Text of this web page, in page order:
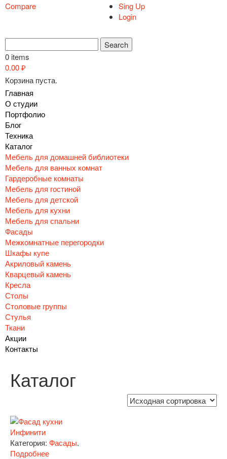
Compare
Sing Up
Login
0 items
0.00₽
Корзина пуста.
Главная
О студии
Портфолио
Блог
Техника
Каталог
Мебель для домашней библиотеки
Мебель для ванных комнат
Гардеробные комнаты
Мебель для гостиной
Мебель для детской
Мебель для кухни
Мебель для спальни
Фасады
Межкомнатные перегородки
Шкафы купе
Акриловый камень
Кварцевый камень
Кресла
Столы
Столовые группы
Стулья
Ткани
Акции
Контакты
Каталог
Инфинити
Категория: Фасады.
Подробнее